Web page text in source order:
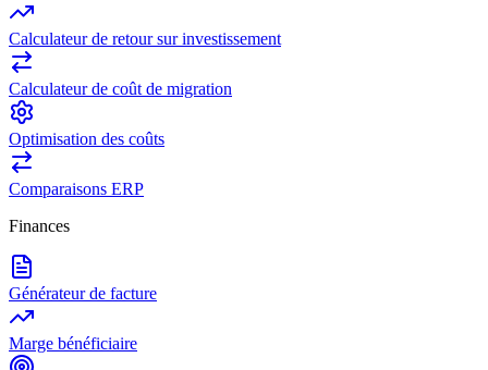
Calculateur de retour sur investissement
Calculateur de coût de migration
Optimisation des coûts
Comparaisons ERP
Finances
Générateur de facture
Marge bénéficiaire